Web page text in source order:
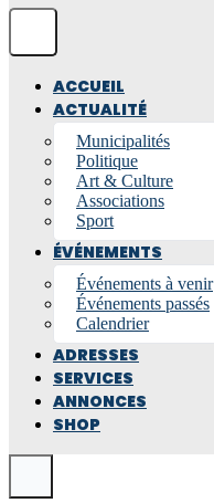
ACCUEIL
ACTUALITÉ
Municipalités
Politique
Art & Culture
Associations
Sport
ÉVÉNEMENTS
Événements à venir
Événements passés
Calendrier
ADRESSES
SERVICES
ANNONCES
SHOP